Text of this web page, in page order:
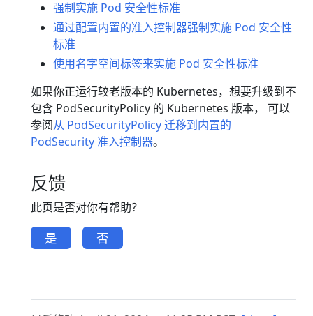
强制实施 Pod 安全性标准
通过配置内置的准入控制器强制实施 Pod 安全性
标准
使用名字空间标签来实施 Pod 安全性标准
如果你正运行较老版本的 Kubernetes，想要升级到不
包含 PodSecurityPolicy 的 Kubernetes 版本， 可以
参阅从 PodSecurityPolicy 迁移到内置的
PodSecurity 准入控制器。
反馈
此页是否对你有帮助？
是 否